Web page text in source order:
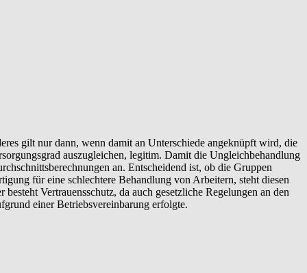
gilt nur dann, wenn damit an Unterschiede angeknüpft wird, die
auszugleichen, legitim. Damit die Ungleichbehandlung
an. Entscheidend ist, ob die Gruppen
für eine schlechtere Behandlung von Arbeitern, steht diesen
Vertrauensschutz, da auch gesetzliche Regelungen an den
einer Betriebsvereinbarung erfolgte.